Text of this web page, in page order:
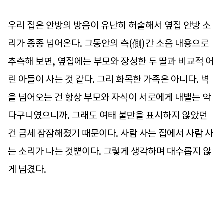
우리 집은 안방의 방음이 유난히 허술해서 옆집 안방 소
리가 종종 넘어온다. 그동안의 측(側)간 소음 내용으로
추측해 보면, 옆집에는 부모와 장성한 두 딸과 비교적 어
린 아들이 사는 것 같다. 그리 화목한 가족은 아니다. 벽
을 넘어오는 건 항상 부모와 자식이 서로에게 내뱉는 악
다구니였으니까. 그래도 여태 불만을 표시하지 않았던
건 금세 잠잠해졌기 때문이다. 사람 사는 집에서 사람 사
는 소리가 나는 것뿐이다. 그렇게 생각하며 대수롭지 않
게 넘겼다.